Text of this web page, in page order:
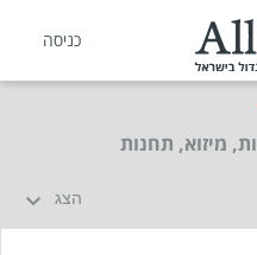
כניסה
מיזוא, תחנות
הצג